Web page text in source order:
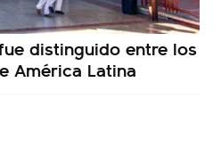
distinguido entre los
América Latina